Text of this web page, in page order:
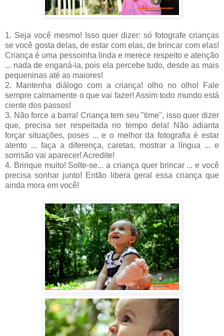
1. Seja você mesmo! Isso quer dizer: só fotografe crianças
se você gosta delas, de estar com elas, de brincar com elas!
Criança é uma pessoinha linda e merece respeito e atenção
... nada de enganá-la, pois ela percebe tudo, desde as mais
pequeninas até as maiores!
2. Mantenha diálogo com a criança! olho no olho! Fale
sempre calmamente o que vai fazer! Assim todo mundo está
ciente dos passos!
3. Não force a barra! Criança tem seu "time", isso quer dizer
que, precisa ser respeitada no tempo dela! Não adianta
forçar situações, poses ... e o melhor da fotografia é estar
atento ... faça a diferença, caretas, mostrar a língua ... e
sorrisão vai aparecer! Acredite!
4. Brinque muito! Solte-se... a criança quer brincar ... e você
precisa sonhar junto! Então libera geral essa criança que
ainda mora em você!